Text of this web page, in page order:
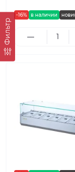
Фильтр
-16% в наличии